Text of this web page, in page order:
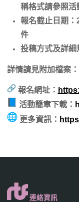
稱格式請參照活
報名截止日期：
件
投稿方式及詳細
詳情請見附加檔案：
報名網址：
活動簡章下載：
更多資訊：
連絡資訊